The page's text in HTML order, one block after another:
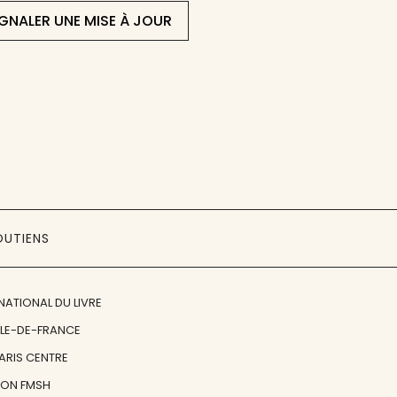
UNE MISE À JOUR
DU LIVRE
DE-FRANCE
CENTRE
FMSH